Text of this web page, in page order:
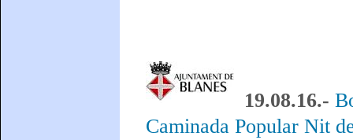
19.08.16.-
Caminada Popular Nit